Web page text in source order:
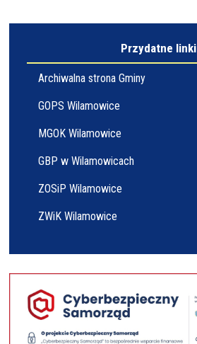
Przydatne linki
Archiwalna strona Gminy
GOPS Wilamowice
MGOK Wilamowice
GBP w Wilamowicach
ZOSiP Wilamowice
ZWiK Wilamowice